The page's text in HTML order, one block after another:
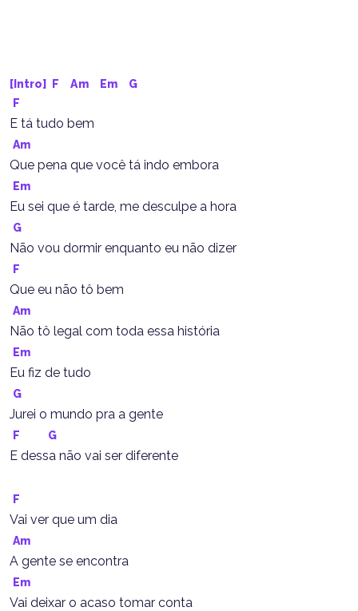
[Intro] F Am Em
G
F
E tá tudo bem
Am
Que pena que você tá indo embora
Em
Eu sei que é tarde, me desculpe a hora
G
Não vou dormir enquanto eu não dizer
F
Que eu não tô bem
Am
Não tô legal com toda essa história
Em
Eu fiz de tudo
G
Jurei o mundo pra a gente
F G
E dessa não vai ser diferente
F
Vai ver que um dia
Am
A gente se encontra
Em
Vai deixar o acaso tomar conta